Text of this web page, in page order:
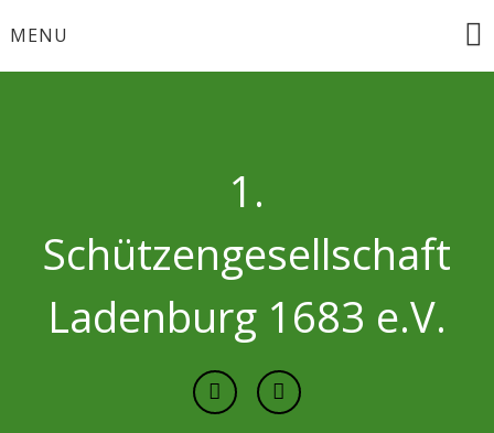
toMENU
1.
Schützengesellschaft
Ladenburg 1683 e.V.